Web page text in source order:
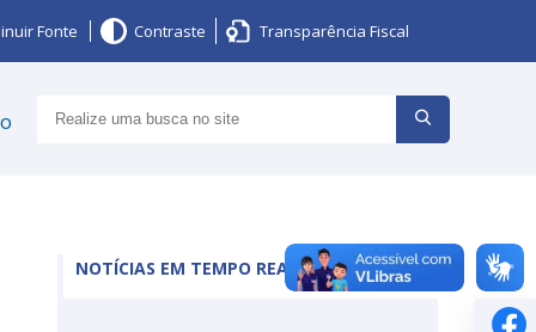
Fonte Contraste Transparência Fiscal
NOTÍCIAS EM TEMPO REAL